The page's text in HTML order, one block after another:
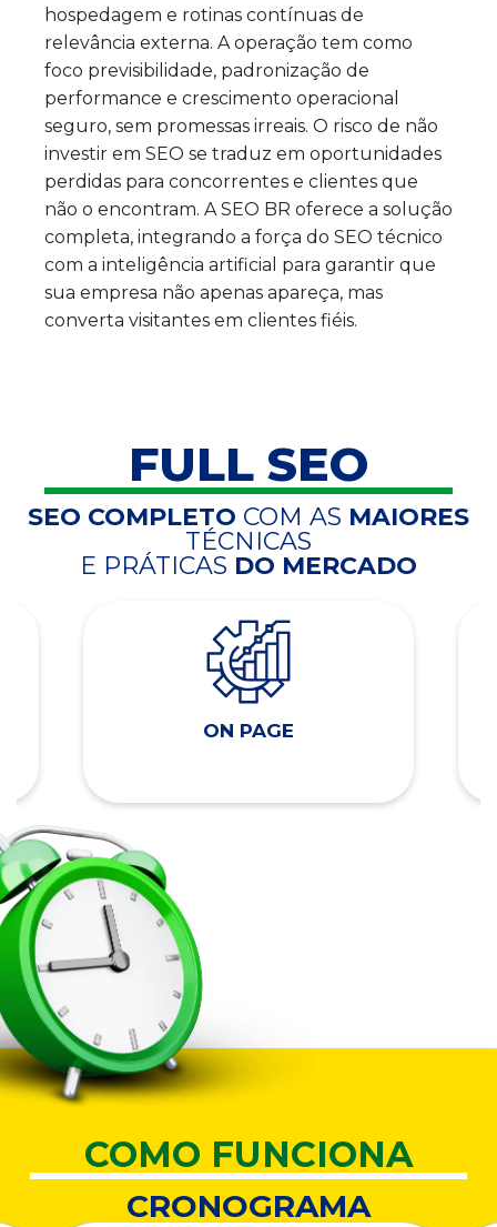
hospedagem e rotinas contínuas de
relevância externa. A operação tem como
foco previsibilidade, padronização de
performance e crescimento operacional
seguro, sem promessas irreais. O risco de não
investir em SEO se traduz em oportunidades
perdidas para concorrentes e clientes que
não o encontram. A SEO BR oferece a solução
completa, integrando a força do SEO técnico
com a inteligência artificial para garantir que
sua empresa não apenas apareça, mas
converta visitantes em clientes fiéis.
FULL SEO
SEO COMPLETO COM AS MAIORES
TÉCNICAS
E PRÁTICAS DO MERCADO
ON PAGE
COMO FUNCIONA
CRONOGRAMA